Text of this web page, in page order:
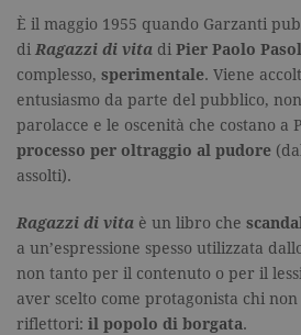
È il maggio 1955 quando Garzanti
di Ragazzi di vita di Pier Paolo
complesso, sperimentale. Viene
entusiasmo da parte del pubblico,
parolacce e le oscenità che costano a
processo per oltraggio al pudore
assolti).
Ragazzi di vita è un libro che
a un’espressione spesso utilizzata
non tanto per il contenuto o per il
aver scelto come protagonista chi
riflettori: il popolo di borgata.